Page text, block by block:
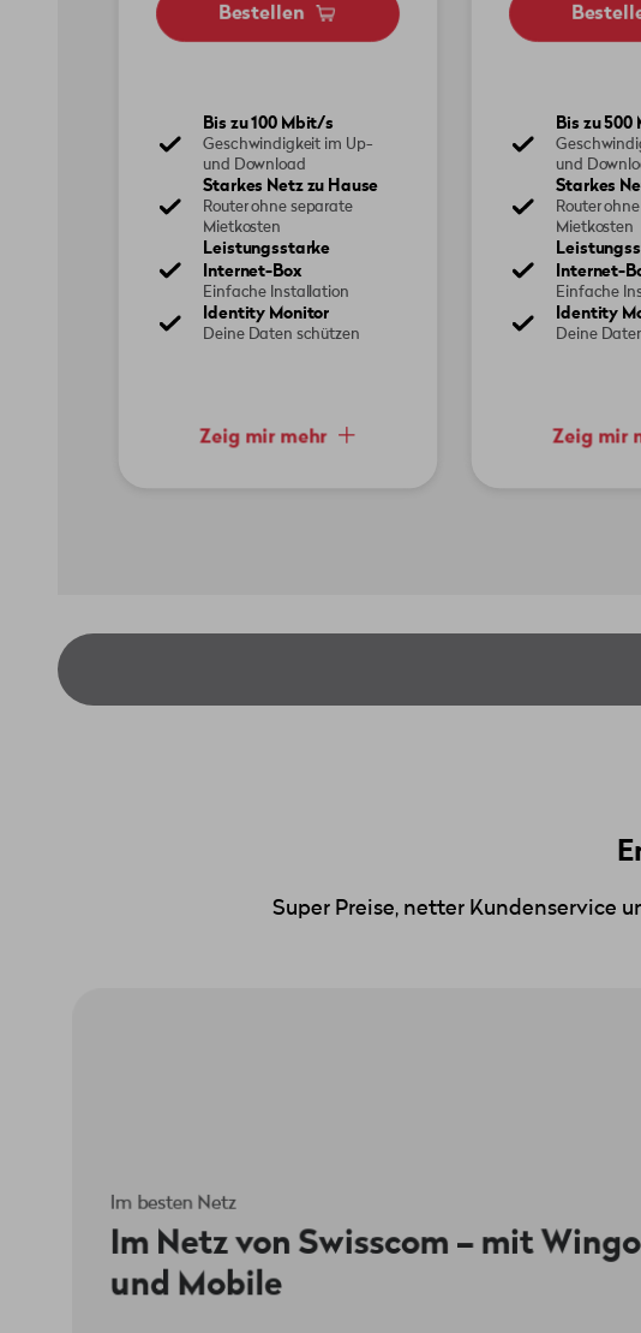
Bestellen
Bis zu 100 Mbit/s
Geschwindigkeit im Up-
und Download
Starkes Netz zu Hause
Router ohne separate
Mietkosten
Leistungsstarke
Internet-Box
Einfache Installation
Identity Monitor
Deine Daten schützen
Zeig mir mehr
Bis zu
und
Starkes
Router
Mietkosten
Internet-
Einfache
Identity
Deine
Zeig mir
Super Preise, netter Kundenservice
Im besten Netz
Im Netz von Swisscom – mit
und Mobile